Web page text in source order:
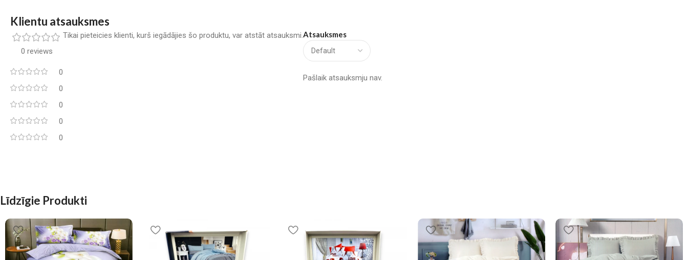
Klientu atsauksmes
0 reviews
0
0
0
0
0
Atsauksmes
Pašlaik atsauksmju nav.
Tikai pieteicies klienti, kurš iegādājies šo produktu, var atstāt atsauksmi.
Līdzīgie Produkti